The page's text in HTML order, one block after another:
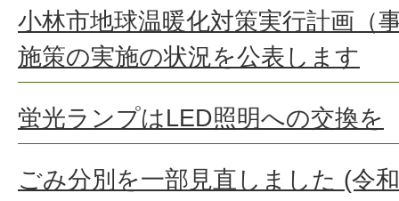
小林市地球温暖化対策実行計画（
施策の実施の状況を公表します
蛍光ランプはLED照明への交換を
ごみ分別を一部見直しました (令